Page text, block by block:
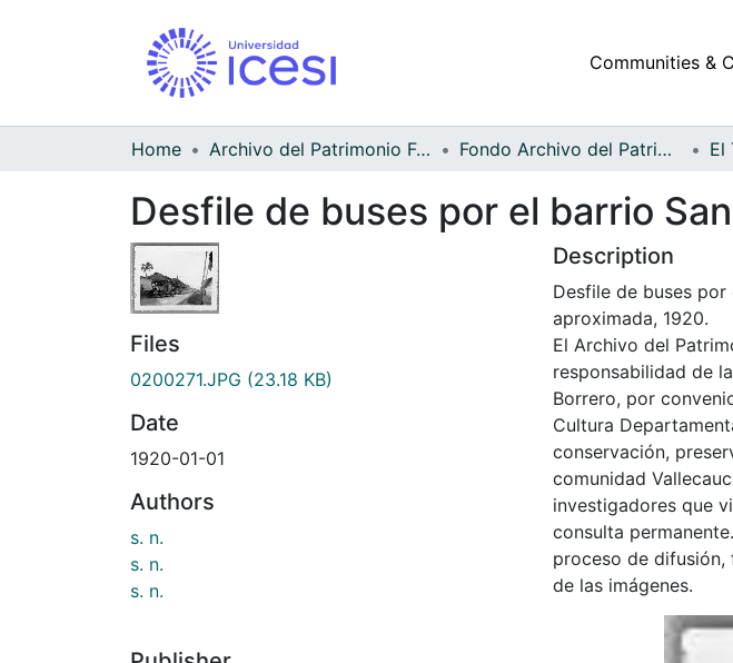
Communities &
Home Archivo del Patrimonio Fotográfico y Fílmico del Valle del Cauca Fondo Archivo del Patrimonio Fotográfico y Fílmico del Valle del Cauca El
Desfile de buses por el barrio
Files
0200271.JPG (23.18 KB)
Date
1920-01-01
Authors
s. n.
s. n.
s. n.
Description
Desfile de buses
aproximada, 1920.
El Archivo del
responsabilidad de
Borrero, por
Cultura
conservación,
comunidad
investigadores que
consulta
proceso de
de las imágenes.